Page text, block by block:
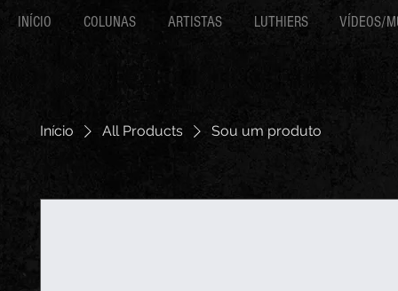
INÍCIO COLUNAS ARTISTAS LUTHIERS VÍDEOS/
Início All Products Sou um produto